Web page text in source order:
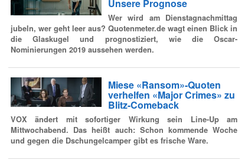
Unsere Prognose
Wer wird am Dienstagnachmittag
jubeln, wer geht leer aus? Quotenmeter.de wagt einen Blick in
die Glaskugel und prognostiziert, wie die Oscar-
Nominierungen 2019 aussehen werden.
Miese «Ransom»-Quoten
verhelfen «Major Crimes» zu
Blitz-Comeback
VOX ändert mit sofortiger Wirkung sein Line-Up am
Mittwochabend. Das heißt auch: Schon kommende Woche
und gegen die Dschungelcamper gibt es frische Ware.